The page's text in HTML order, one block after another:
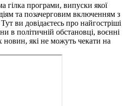
програми, випуски якої
та позачерговим включенням з
ви довідаєтесь про найгостріші
в політичній обстановці, воєнні
новин, які не можуть чекати на